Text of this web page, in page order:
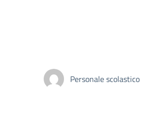
Personale scolastico